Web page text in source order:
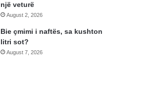
një veturë
August 2, 2026
Bie çmimi i naftës, sa kushton
litri sot?
August 7, 2026